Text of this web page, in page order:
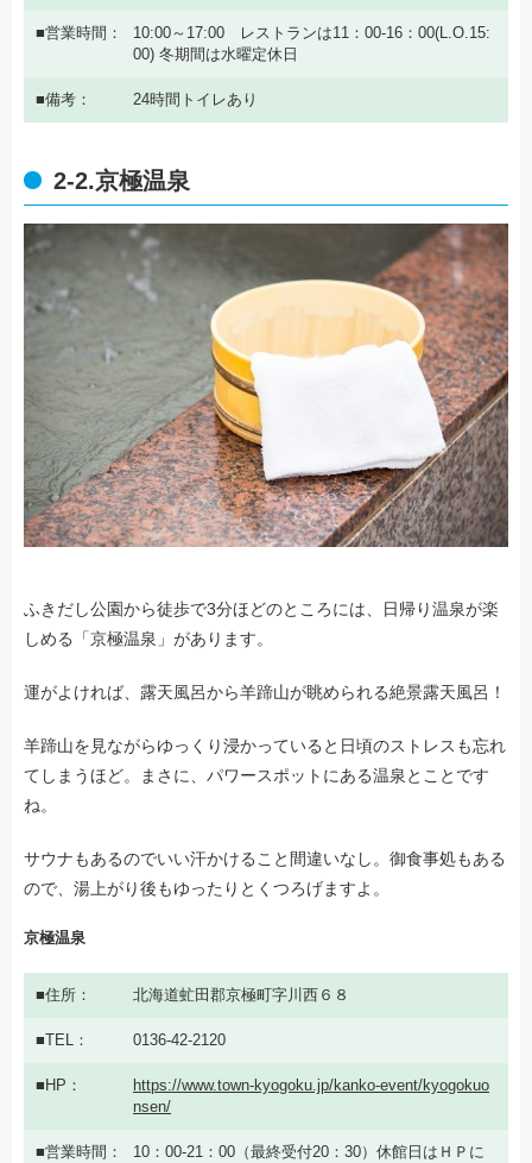
営業時間
10:00～17:00 レストランは11：00-16：00(L.O.15:
00) 冬期間は水曜定休日
備考 24時間トイレあり
2-2.京極温泉
ふきだし公園から徒歩で3分ほどのところには、日帰り温泉が楽
しめる「京極温泉」があります。
運がよければ、露天風呂から羊蹄山が眺められる絶景露天風呂！
羊蹄山を見ながらゆっくり浸かっていると日頃のストレスも忘れ
てしまうほど。まさに、パワースポットにある温泉とことです
ね。
サウナもあるのでいい汗かけること間違いなし。御食事処もある
ので、湯上がり後もゆったりとくつろげますよ。
京極温泉
住所 北海道虻田郡京極町字川西６８
TEL 0136-42-2120
HP
https://www.town-kyogoku.jp/kanko-event/kyogokuo
nsen/
営業時間 10：00-21：00（最終受付20：30）休館日はＨＰに